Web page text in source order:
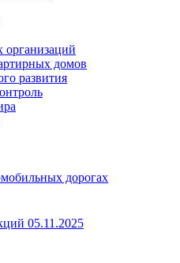
домов
развития
дорогах
05.11.2025